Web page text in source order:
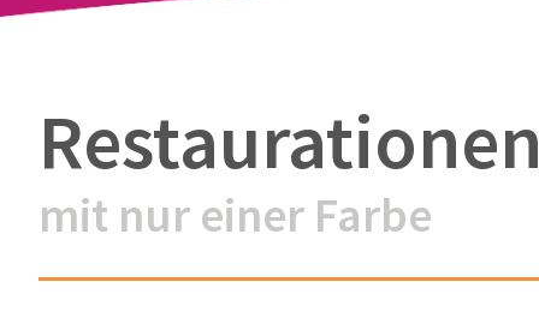
mit nur einer Farbe